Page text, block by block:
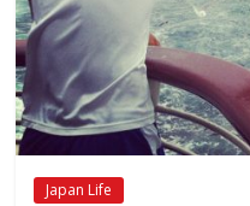
Japan Life